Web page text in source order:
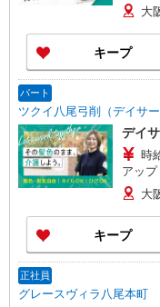
大
キープ
パート
ツクイ八尾弓削（デイサー
デイ
時給
アッ
大
キープ
正社員
グレースヴィラ八尾本町